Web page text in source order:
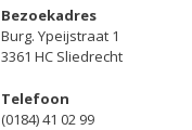
Bezoekadres
Burg. Ypeijstraat 1
3361 HC Sliedrecht
Telefoon
(0184) 41 02 99